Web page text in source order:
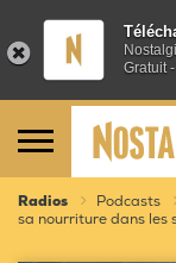
Gratuit
Radios Podcasts
sa nourriture dans les